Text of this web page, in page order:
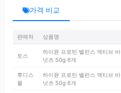
가격 비교
판매처 상품명
토스
하이뮨 프로틴 밸런스 액티브 바
넛츠 50g 6개
후디스
몰
하이뮨 프로틴 밸런스 액티브 바
넛츠 50g 6개